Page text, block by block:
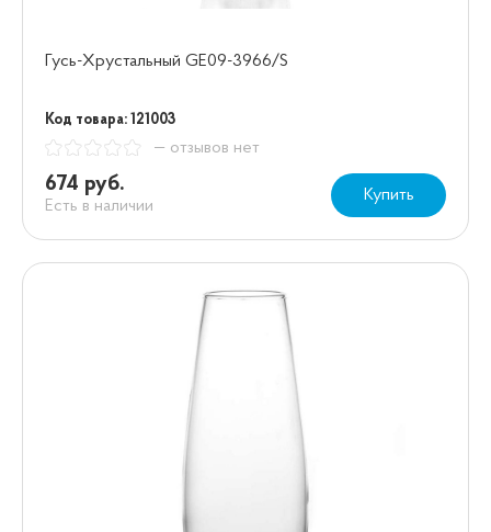
Гусь-Хрустальный GE09-3966/S
Код товара: 121003
— отзывов нет
674 руб.
Есть в наличии
Купить